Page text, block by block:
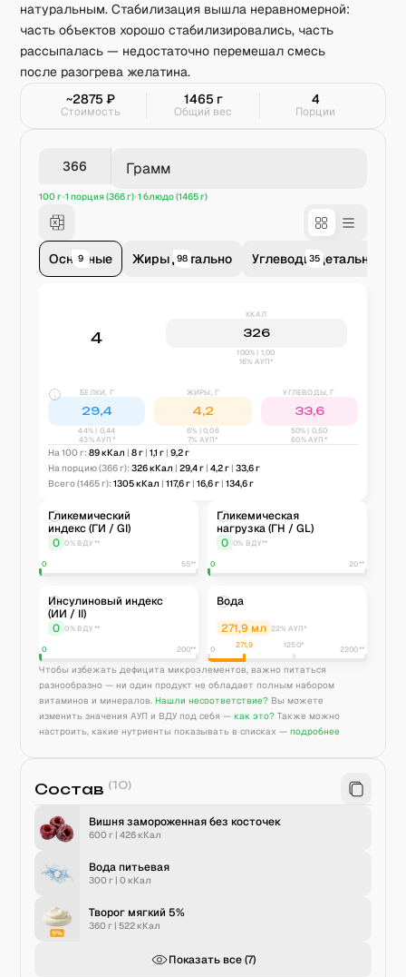
натуральным. Стабилизация вышла неравномерной:
часть объектов хорошо стабилизировались, часть
рассыпалась — недостаточно перемешал смесь
после разогрева желатина.
~2875₽
Стоимость
1465г
Общий вес
4
Порции
Грамм
100 г 1 порция (366 г) 1 блюдо (1465 г)
Основные
9 Жиры детально
98 Углеводы детально
35
4
ККАЛ
326
100% | 1,00
16% АУП*
БЕЛКИ, Г
29,4
44% | 0,44
43% АУП*
ЖИРЫ, Г
4,2
6% |0,06
7% АУП*
УГЛЕВОДЫ, Г
33,6
50% | 0,50
60% АУП*
На 100 г: 89кКал | 8г | 1,1 г | 9,2г
На порцию(366 г): 326кКал | 29,4г | 4,2г | 33,6г
Всего(1465 г): 1305кКал | 117,6г | 16,6г | 134,6г
Гликемический
индекс (ГИ / GI)
0 0% ВДУ**
0 55**
Гликемическая
нагрузка (ГН / GL)
0 0% ВДУ**
0 20**
Инсулиновый индекс
(ИИ / II)
0 0% ВДУ**
0 200**
Вода
271,9 мл 22% АУП*
0 271,9 1250* 2200**
Чтобы избежать дефицита микроэлементов, важно питаться
разнообразно — ни один продукт не обладает полным набором
витаминов и минералов. Нашли несоответствие? Вы можете
изменить значения АУП и ВДУ под себя — как это? Также можно
настроить, какие нутриенты показывать в списках — подробнее
Состав (10)
Вишня замороженная без косточек
600 г |426кКал
Вода питьевая
300 г |0кКал
Творог мягкий 5%
360 г |522кКал
Показать все (7)